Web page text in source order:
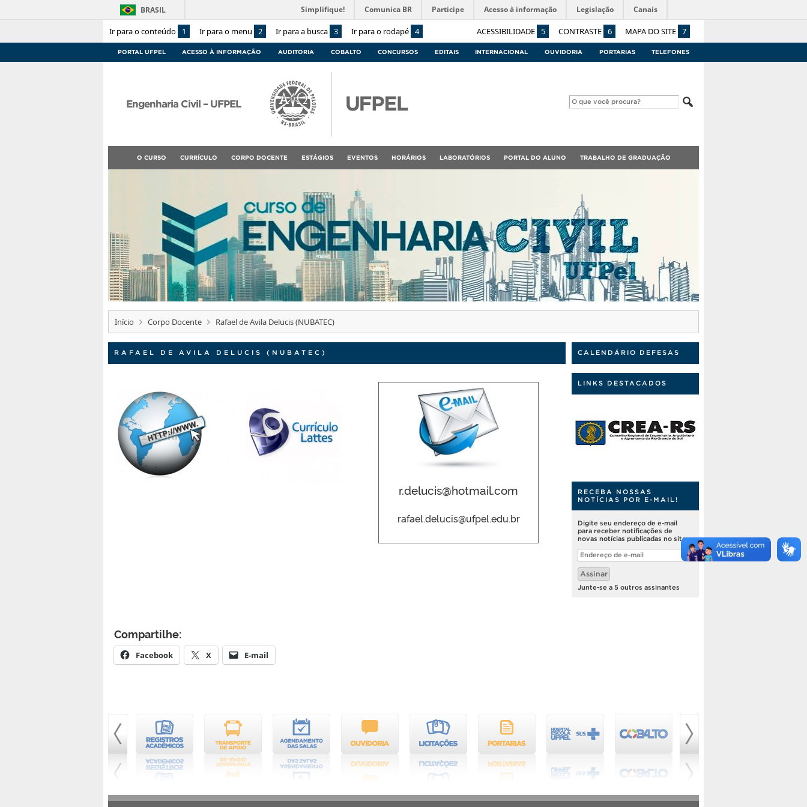
Ir para o conteúdo 1 Ir para o menu 2 Ir para a busca 3 Ir para o rodapé 4 ACESSIBILIDADE 5 CONTRASTE 6 MAPA DO SITE 7
BRASIL Simplifique! Comunica BR Participe Acesso à informação Legislação Canais
PORTAL UFPEL ACESSO À INFORMAÇÃO AUDITORIA COBALTO CONCURSOS EDITAIS INTERNACIONAL OUVIDORIA PORTARIAS TELEFONES
Engenharia Civil – UFPEL
O CURSO CURRÍCULO CORPO DOCENTE ESTÁGIOS EVENTOS HORÁRIOS LABORATÓRIOS PORTAL DO ALUNO TRABALHO DE GRADUAÇÃO
Início Corpo Docente Rafael de Avila Delucis (NUBATEC)
RAFAEL DE AVILA DELUCIS (NUBATEC)
r.delucis@hotmail.com
rafael.delucis@ufpel.edu.br
Compartilhe:
Facebook X E-mail
CALENDÁRIO DEFESAS
LINKS DESTACADOS
RECEBA NOSSAS
NOTÍCIAS POR E-MAIL!
Digite seu endereço de e-mail
para receber notificações de
novas notícias publicadas no site.
Endereço
de
e-
mail
Assinar
Junte-se a 5 outros assinantes